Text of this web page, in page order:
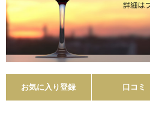
お気に入り登録 口コミ